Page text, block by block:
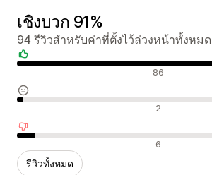
เชิงบวก 91%
94 รีวิวสำหรับค่าที่ตั้งไว้ล่วงหน้าทั้งหมด
รีวิวเชิงบวก 86
รีวิวที่เป็นกลาง 2
รีวิวเชิงลบ 6
รีวิวทั้งหมด